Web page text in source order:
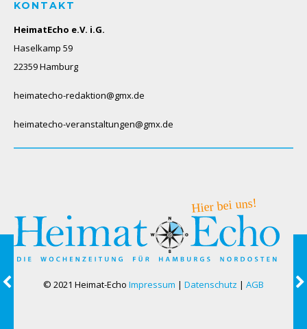
KONTAKT
HeimatEcho e.V. i.G.
Haselkamp 59
22359 Hamburg
heimatecho-redaktion@gmx.de
heimatecho-veranstaltungen@gmx.de
© 2021 Heimat-Echo Impressum | Datenschutz | AGB